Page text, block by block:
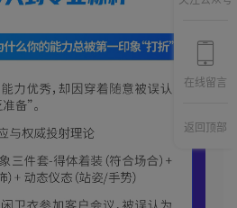
在线留言
返回顶部